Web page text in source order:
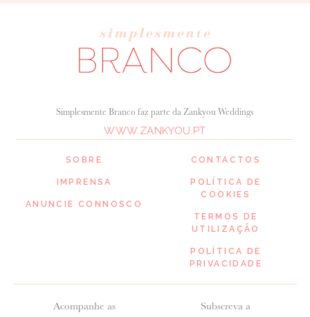
SOBRE
IMPRENSA
ANUNCIE CONNOSCO
Acompanhe as
Simplesmente Branco faz parte da Zankyou Weddings
WWW.ZANKYOU.PT
Subscreva a
CONTACTOS
POLÍTICA DE
COOKIES
TERMOS DE
UTILIZAÇÃO
POLÍTICA DE
PRIVACIDADE